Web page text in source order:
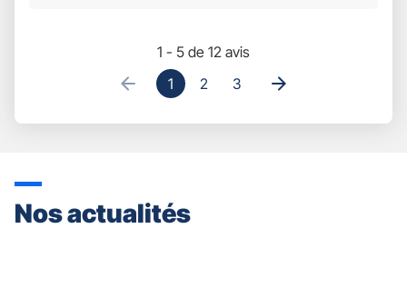
1 - 5 de 12 avis
1
2 3
Nos actualités